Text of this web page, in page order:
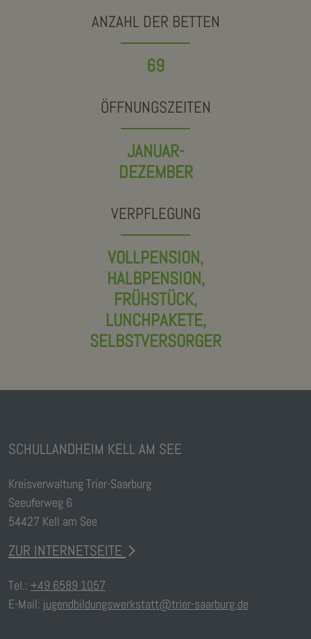
ANZAHL DER BETTEN
69
ÖFFNUNGSZEITEN
JANUAR-
DEZEMBER
VERPFLEGUNG
VOLLPENSION,
HALBPENSION,
FRÜHSTÜCK,
LUNCHPAKETE,
SELBSTVERSORGER
SCHULLANDHEIM KELL AM SEE
Kreisverwaltung Trier-Saarburg
Seeuferweg 6
54427 Kell am See
ZUR INTERNETSEITE
Tel.: +49 6589 1057
E-Mail: jugendbildungswerkstatt@trier-saarburg.de